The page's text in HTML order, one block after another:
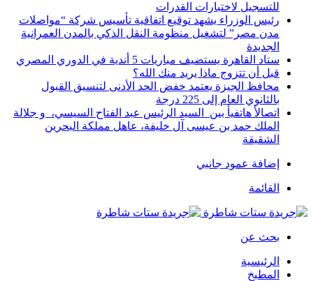
للتسجيل لاختبارات القدرات
رئيس الوزراء يشهد توقيع اتفاقية تأسيس شركة “مواصلات
مدن مصر” لتشغيل منظومة النقل الذكي بالمدن العمرانية
الجديدة
ستاد القاهرة يستضيف مباريات 5 أندية في الدوري المصري
قبل أن تتزوج ماذا يريد منك الله؟
محافظ الجيزة يعتمد خفض الحد الأدنى لتنسيق القبول
بالثانوي العام إلى 225 درجة
اتصالأ هاتفيأ بين السيد الرئيس عبد الفتاح السيسي، و جلالة
الملك حمد بن عيسى آل خليفة، عاهل مملكة البحرين
الشقيقة
إضافة عمود جانبي
القائمة
بحث عن
الرئيسية
المطبخ